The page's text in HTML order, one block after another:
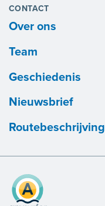
CONTACT
Over ons
Team
Geschiedenis
Nieuwsbrief
Routebeschrijving